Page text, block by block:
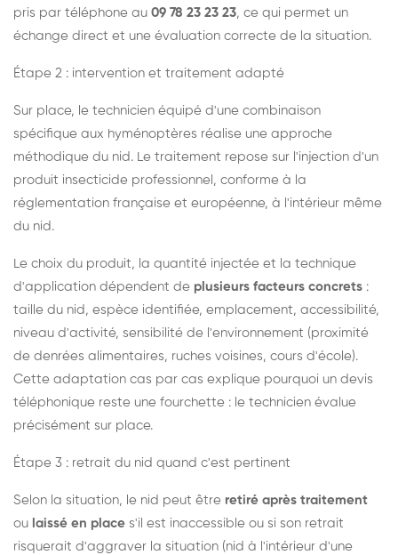
pris par téléphone au 09 78 23 23 23, ce qui permet un
échange direct et une évaluation correcte de la situation.
Étape 2 : intervention et traitement adapté
Sur place, le technicien équipé d'une combinaison
spécifique aux hyménoptères réalise une approche
méthodique du nid. Le traitement repose sur l'injection d'un
produit insecticide professionnel, conforme à la
réglementation française et européenne, à l'intérieur même
du nid.
Le choix du produit, la quantité injectée et la technique
d'application dépendent de plusieurs facteurs concrets :
taille du nid, espèce identifiée, emplacement, accessibilité,
niveau d'activité, sensibilité de l'environnement (proximité
de denrées alimentaires, ruches voisines, cours d'école).
Cette adaptation cas par cas explique pourquoi un devis
téléphonique reste une fourchette : le technicien évalue
précisément sur place.
Étape 3 : retrait du nid quand c'est pertinent
Selon la situation, le nid peut être retiré après traitement
ou laissé en place s'il est inaccessible ou si son retrait
risquerait d'aggraver la situation (nid à l'intérieur d'une